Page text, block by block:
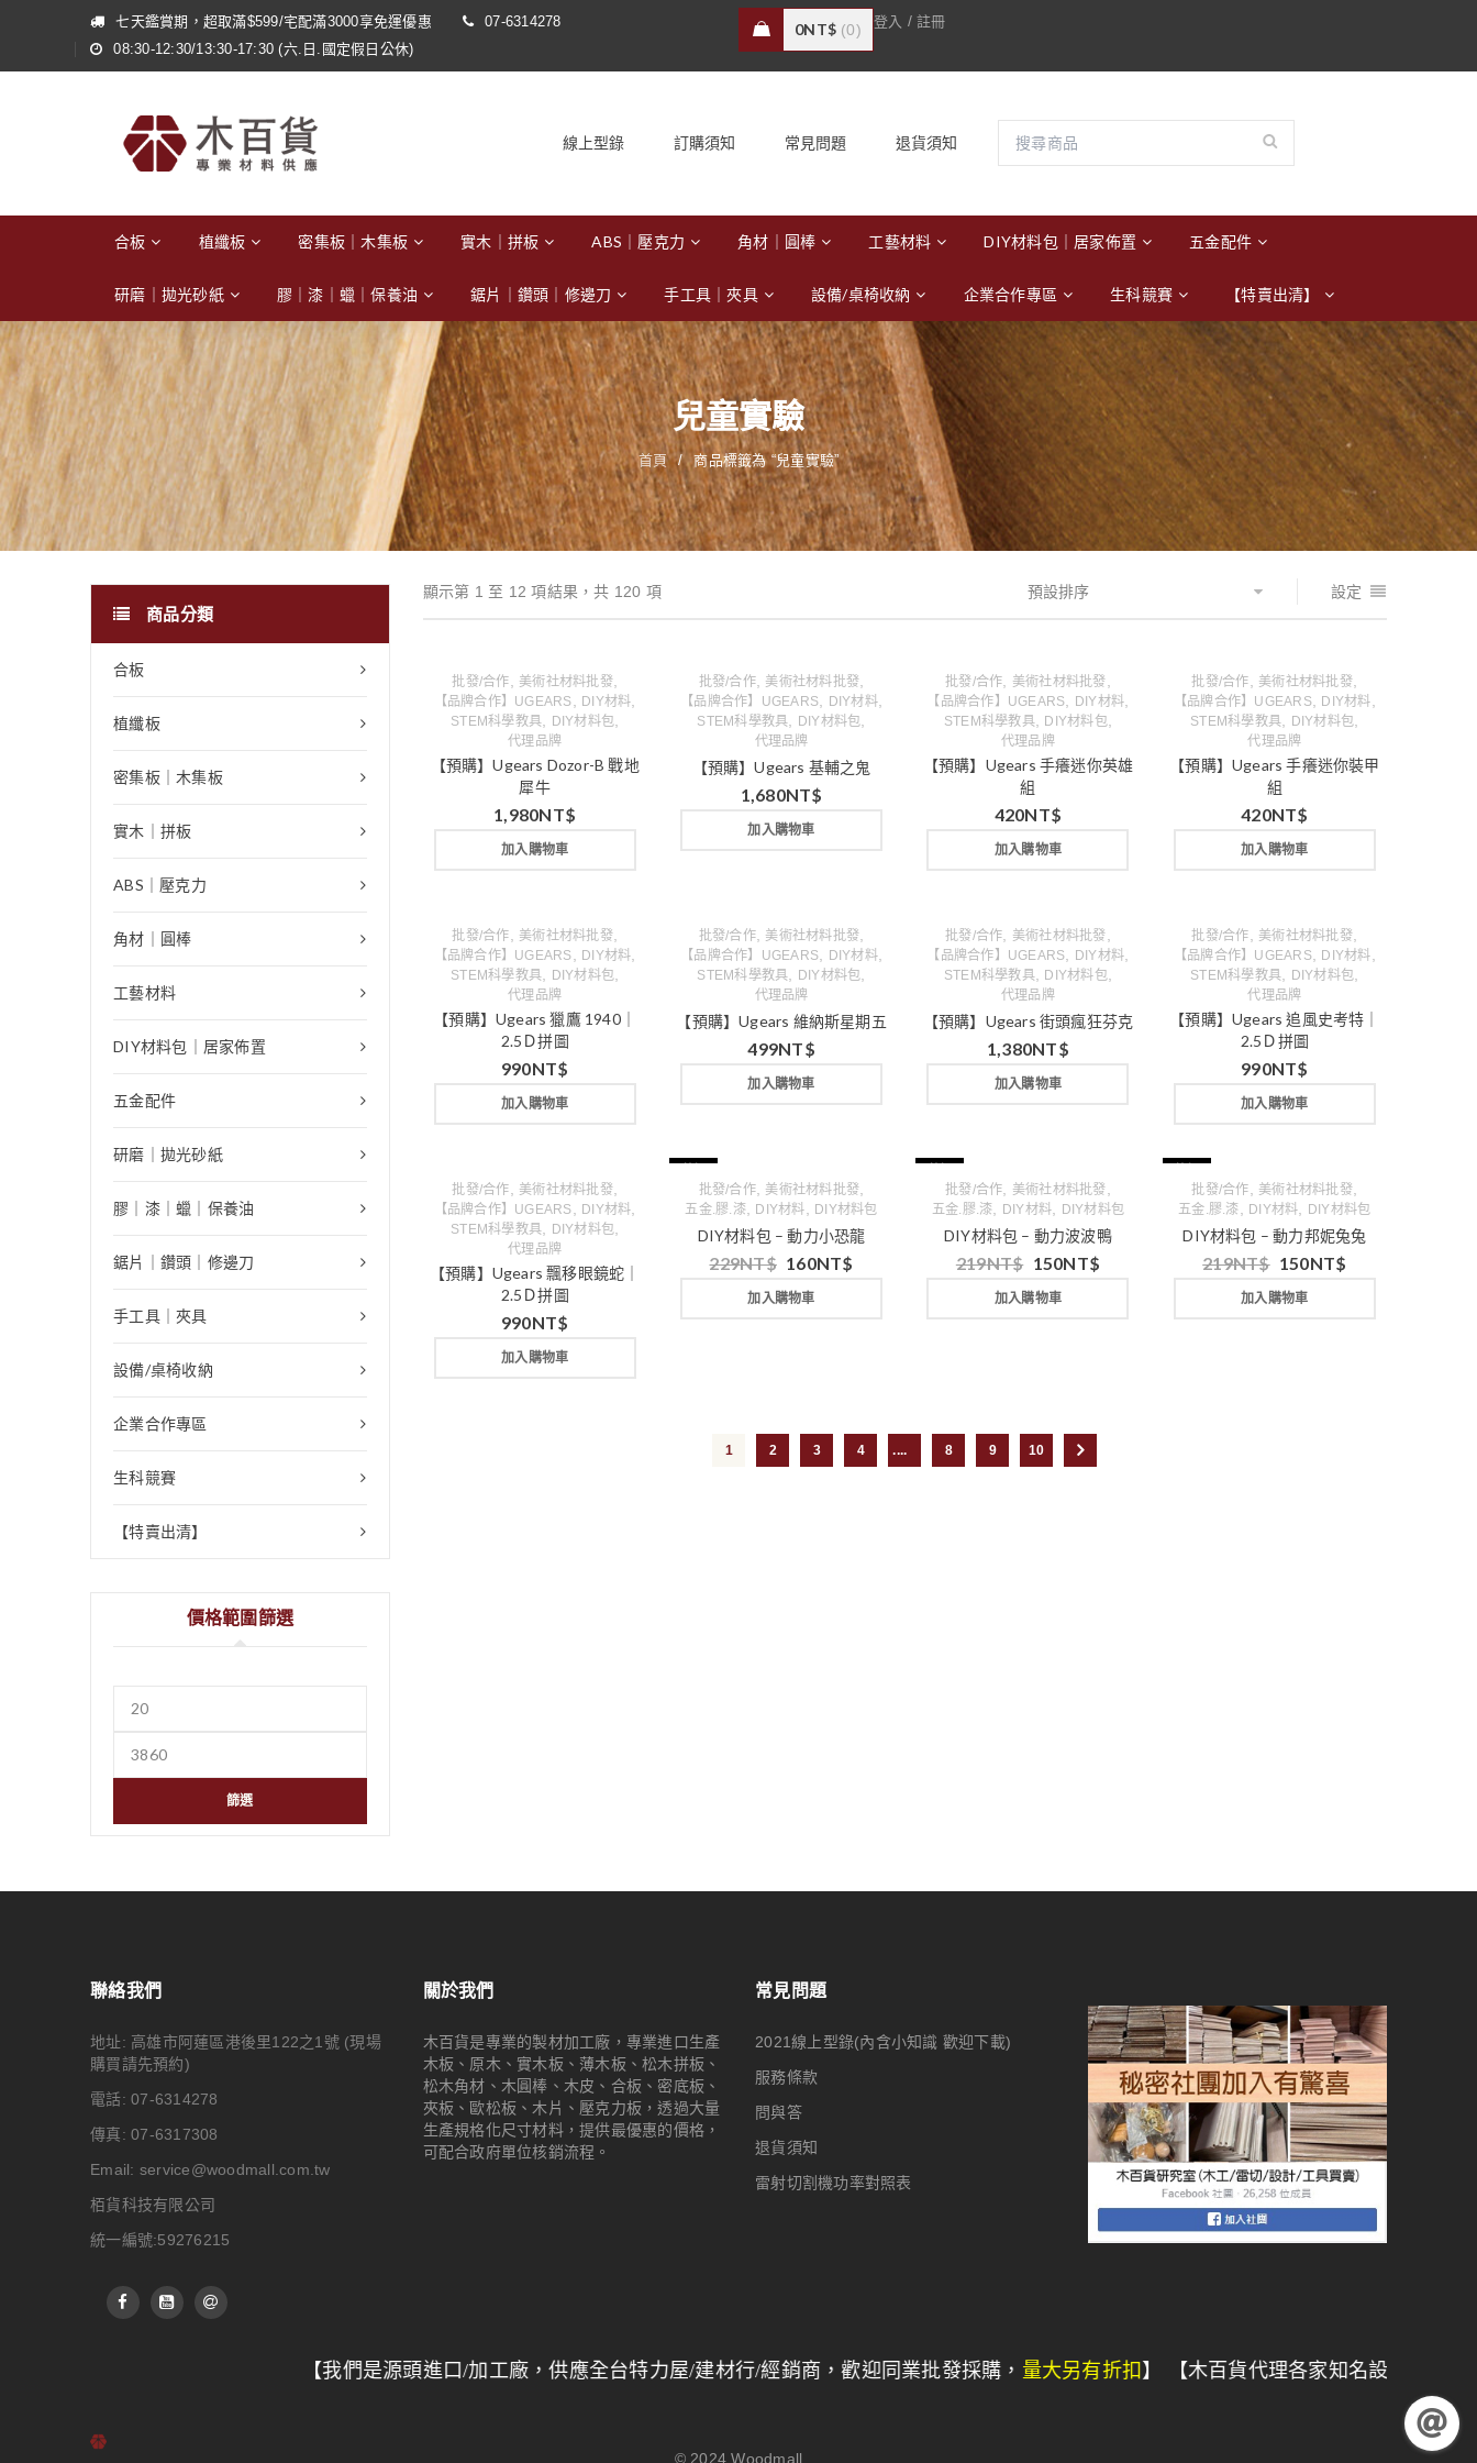
七天鑑賞期，超取滿$599/宅配滿3000享免運優惠
07-6314278
08:30-12:30/13:30-17:30 (六.日.國定假日公休)
0NT$ 0 登入 / 註冊
線上型錄 訂購須知 常見問題 退貨須知
合板 植纖板 密集板｜木集板 實木｜拼板 ABS｜壓克力 角材｜圓棒 工藝材料 DIY材料包｜居家佈置 五金配件
研磨｜拋光砂紙 膠｜漆｜蠟｜保養油 鋸片｜鑽頭｜修邊刀 手工具｜夾具 設備/桌椅收納 企業合作專區 生科競賽 【特賣出清】
兒童實驗
首頁 / 商品標籤為 “兒童實驗”
商品分類
合板
植纖板
密集板｜木集板
實木｜拼板
ABS｜壓克力
角材｜圓棒
工藝材料
DIY材料包｜居家佈置
五金配件
研磨｜拋光砂紙
膠｜漆｜蠟｜保養油
鋸片｜鑽頭｜修邊刀
手工具｜夾具
設備/桌椅收納
企業合作專區
生科競賽
【特賣出清】
價格範圍篩選
篩選
顯示第 1 至 12 項結果，共 120 項 設定
預設排序
批發/合作 美術社材料批發,
【品牌合作】UGEARS DIY材料
STEM科學教具 DIY材料包
代理品牌
【預購】Ugears Dozor-B 戰地
犀牛
1,980NT$
加入購物車
批發/合作, 美術社材料批發
【品牌合作】UGEARS DIY材料,
STEM科學教具 DIY材料包
代理品牌
【預購】Ugears 基輔之鬼
1,680NT$
加入購物車
批發/合作 美術社材料批發
【品牌合作】UGEARS DIY材料
STEM科學教具, DIY材料包,
代理品牌
【預購】Ugears 手癢迷你英雄
組
420NT$
加入購物車
批發/合作 美術社材料批發,
【品牌合作】UGEARS, DIY材料
STEM科學教具 DIY材料包
代理品牌
【預購】Ugears 手癢迷你裝甲
組
420NT$
加入購物車
批發/合作 美術社材料批發,
【品牌合作】UGEARS DIY材料
STEM科學教具 DIY材料包
代理品牌
【預購】Ugears 獵鷹 1940｜
2.5Ｄ拼圖
990NT$
加入購物車
批發/合作, 美術社材料批發
【品牌合作】UGEARS DIY材料,
STEM科學教具 DIY材料包
代理品牌
【預購】Ugears 維納斯星期五
499NT$
加入購物車
批發/合作 美術社材料批發
【品牌合作】UGEARS DIY材料
STEM科學教具, DIY材料包,
代理品牌
【預購】Ugears 街頭瘋狂芬克
1,380NT$
加入購物車
批發/合作 美術社材料批發,
【品牌合作】UGEARS, DIY材料
STEM科學教具 DIY材料包
代理品牌
【預購】Ugears 追風史考特｜
2.5Ｄ拼圖
990NT$
加入購物車
批發/合作 美術社材料批發,
【品牌合作】UGEARS DIY材料
STEM科學教具 DIY材料包
代理品牌
【預購】Ugears 飄移眼鏡蛇｜
2.5Ｄ拼圖
990NT$
加入購物車
批發/合作, 美術社材料批發
五金.膠.漆, DIY材料 DIY材料包
DIY材料包 – 動力小恐龍
229NT$ 160NT$
加入購物車
批發/合作 美術社材料批發
五金.膠.漆 DIY材料 DIY材料包
DIY材料包 – 動力波波鴨
219NT$ 150NT$
加入購物車
批發/合作 美術社材料批發,
五金.膠.漆 DIY材料 DIY材料包
DIY材料包 – 動力邦妮兔兔
219NT$ 150NT$
加入購物車
1 2 3 4 ... 8 9 10
聯絡我們
地址: 高雄市阿蓮區港後里122之1號 (現場
購買請先預約)
電話: 07-6314278
傳真: 07-6317308
Email: service@woodmall.com.tw
栢貨科技有限公司
統一編號:59276215
關於我們
木百貨是專業的製材加工廠，專業進口生產
木板、原木、實木板、薄木板、松木拼板、
松木角材、木圓棒、木皮、合板、密底板、
夾板、歐松板、木片、壓克力板，透過大量
生產規格化尺寸材料，提供最優惠的價格，
可配合政府單位核銷流程。
常見問題
2021線上型錄(內含小知識 歡迎下載)
服務條款
問與答
退貨須知
雷射切割機功率對照表
【我們是源頭進口/加工廠，供應全台特力屋/建材行/經銷商，歡迎同業批發採購，量大另有折扣】 【木百貨代理各家知名設備品牌，我們有
© 2024Woodmall